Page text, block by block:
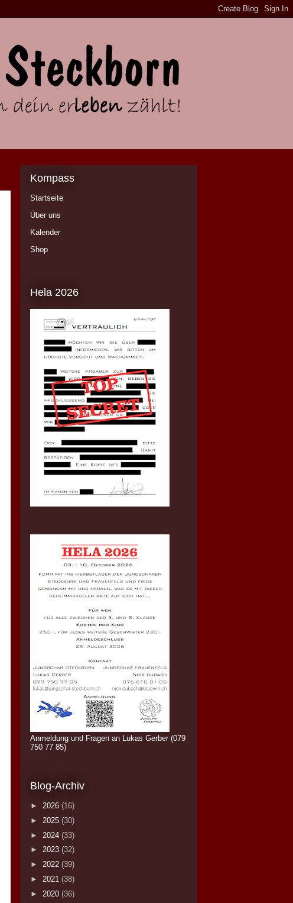
Kompass
Startseite
Über uns
Kalender
Shop
Hela 2026
Anmeldung und Fragen an Lukas Gerber (079
750 77 85)
Blog-Archiv
► 2026 (16)
► 2025 (30)
► 2024 (33)
► 2023 (32)
► 2022 (39)
► 2021 (38)
► 2020 (36)